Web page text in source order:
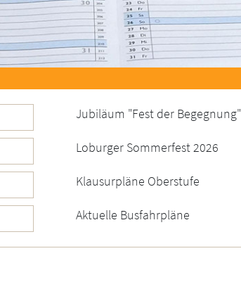
Jubiläum "Fest der Begegnung"
Loburger Sommerfest 2026
Klausurpläne Oberstufe
Aktuelle Busfahrpläne